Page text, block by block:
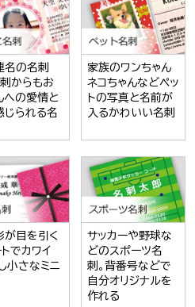
名の名刺
からもお
への愛情と
じられる名
家族のワンちゃん
ネコちゃんなどペッ
トの写真と名前が
入るかわいい名刺
が目を引く
でカワイ
小さなミニ
サッカーや野球な
どのスポーツ名
刺。背番号などで
自分オリジナルを
作れる